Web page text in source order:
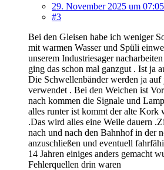
29. November 2025 um 07:05
#3
Bei den Gleisen habe ich weniger
mit warmen Wasser und Spüli
unserem Industriesager
ging das schon mal ganzgut . Ist ja
Die Schwellenbänder werden ja
verwendet . Bei den Weichen ist
nach kommen die Signale und
alles runter ist kommt der alte Kork
.Das wird alles eine Weile dauern
nach und nach den Bahnhof in der
anzuschließen und eventuell
14 Jahren einiges anders gemacht
Fehlerquellen drin waren